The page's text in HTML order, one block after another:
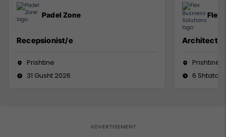
Padel Zone
Recepsionist/e
Prishtine
31 Gusht 2026
Flex
Architect
Prishtinë
6 Shtator